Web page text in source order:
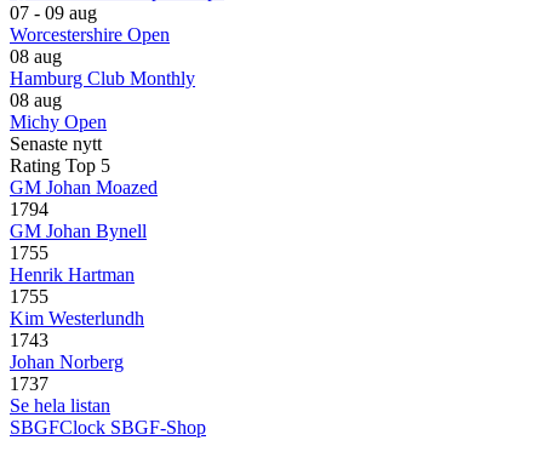
07 - 09 aug
Worcestershire Open
08 aug
Hamburg Club Monthly
08 aug
Michy Open
Senaste nytt
Rating Top 5
GM Johan Moazed
1794
GM Johan Bynell
1755
Henrik Hartman
1755
Kim Westerlundh
1743
Johan Norberg
1737
Se hela listan
SBGFClock SBGF-Shop